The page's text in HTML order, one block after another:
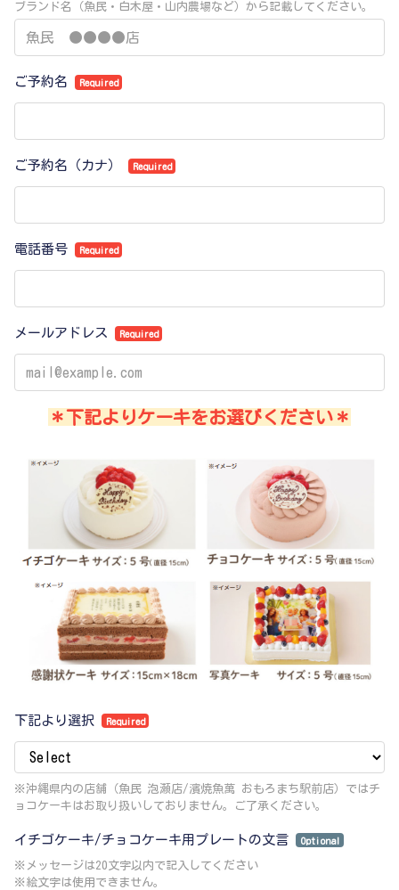
ブランド名（魚民・白木屋・山内農場など）から記載してください。
ご予約名 Required
ご予約名（カナ） Required
電話番号 Required
メールアドレス Required
＊下記よりケーキをお選びください＊
下記より選択 Required
※沖縄県内の店舗（魚民 泡瀬店/濱焼魚萬 おもろまち駅前店）ではチ
ョコケーキはお取り扱いしておりません。ご了承ください。
イチゴケーキ/チョコケーキ用プレートの文言 Optional
※メッセージは20文字以内で記入してください
※絵文字は使用できません。